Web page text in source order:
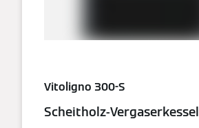
Vitoligno 300-S
Scheitholz-Vergaserkessel